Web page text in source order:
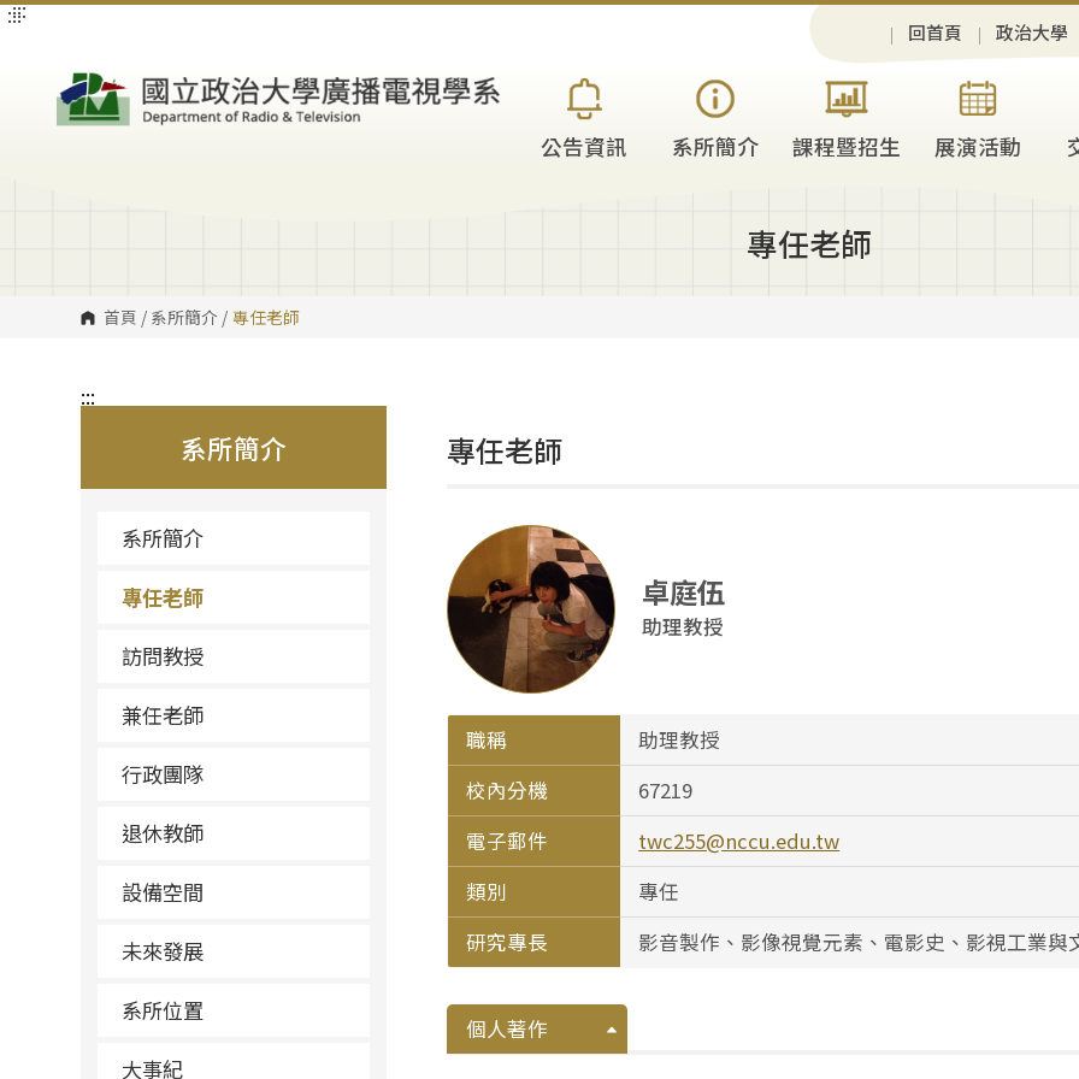
跳
:::
回首頁 政治大學
公告資訊 系所簡介 課程暨招生 展演活動
專任老師
首頁 / 系所簡介 / 專任老師
:::
系所簡介
系所簡介
專任老師
訪問教授
兼任老師
行政團隊
退休教師
設備空間
未來發展
系所位置
大事紀
:::
專任老師
卓庭伍
助理教授
職稱
助理教授
校內分機
67219
電子郵件
twc255@nccu.edu.tw
類別
專任
研究專長
影音製作、影像視覺元素、電影史、影視工業與
個人著作